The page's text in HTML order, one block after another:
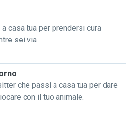
per trovare il miglior accordo
disposta a spostarmi su tutta la
e spero che voi vogliate
per chiedere ciò di cui avete
casa tua per prendersi cura
sei via
che passi a casa tua per dare
con il tuo animale.